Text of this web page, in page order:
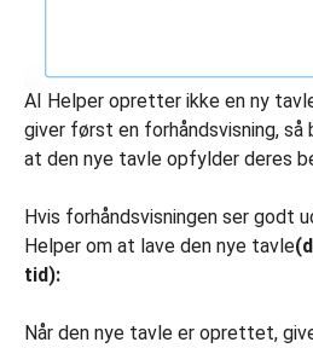
AI Helper opretter ikke en ny
giver først en forhåndsvisning,
at den nye tavle opfylder deres
Hvis forhåndsvisningen ser godt
Helper om at lave den nye tavle
tid):
Når den nye tavle er oprettet,